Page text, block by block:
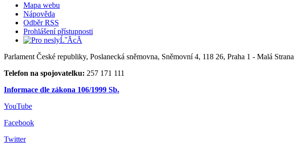
Mapa webu
Nápověda
Odběr RSS
Prohlášení přístupnosti
Parlament České republiky, Poslanecká sněmovna, Sněmovní 4, 118 26, Praha 1 - Malá Strana
Telefon na spojovatelku: 257 171 111
Informace dle zákona 106/1999 Sb.
YouTube
Facebook
Twitter